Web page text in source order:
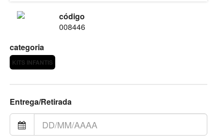
código
008446
categoria
KITS INFANTIS
Entrega/Retirada